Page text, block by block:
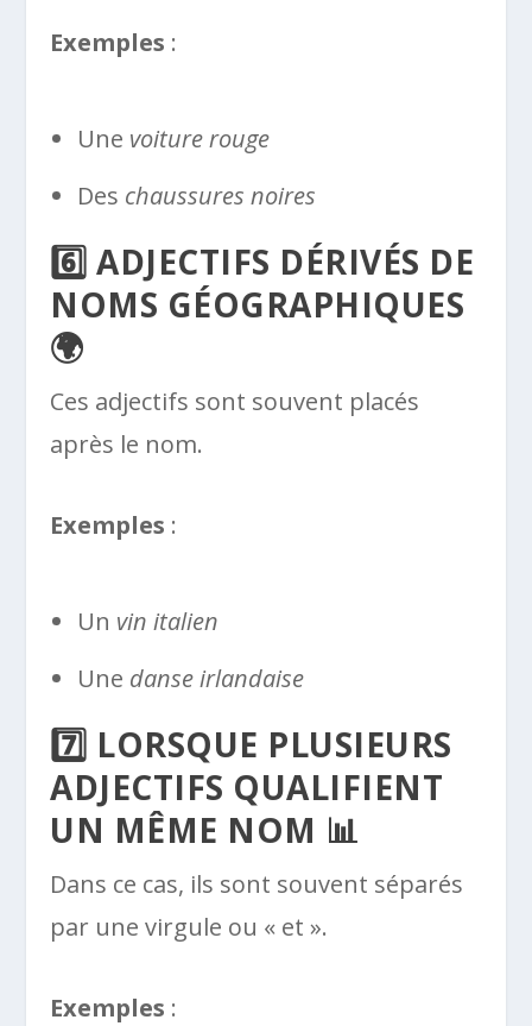
Exemples :
Une voiture rouge
Des chaussures noires
6️⃣ ADJECTIFS DÉRIVÉS DE
NOMS GÉOGRAPHIQUES
🌍
Ces adjectifs sont souvent placés
après le nom.
Exemples :
Un vin italien
Une danse irlandaise
7️⃣ LORSQUE PLUSIEURS
ADJECTIFS QUALIFIENT
UN MÊME NOM 📊
Dans ce cas, ils sont souvent séparés
par une virgule ou « et ».
Exemples :